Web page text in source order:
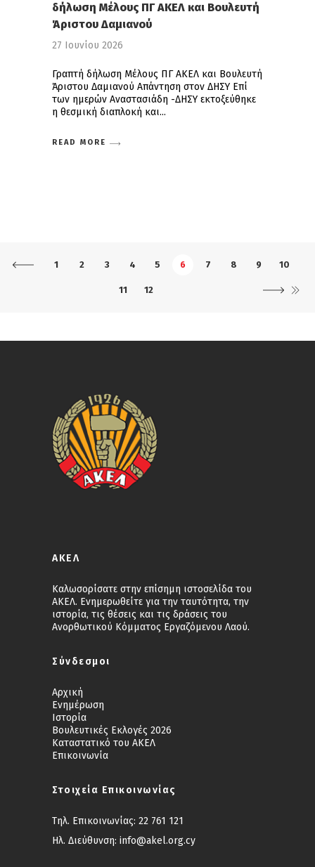
δήλωση Μέλους ΠΓ ΑΚΕΛ και Βουλευτή
Άριστου Δαμιανού
27 Ιουνίου 2026
Γραπτή δήλωση Μέλους ΠΓ ΑΚΕΛ και Βουλευτή
Άριστου Δαμιανού Απάντηση στον ΔΗΣΥ Επί
των ημερών Αναστασιάδη -ΔΗΣΥ εκτοξεύθηκε
η θεσμική διαπλοκή και
READ MORE
1 2 3 4 5 6 7 8 9 10
11 12
ΑΚΕΛ
Καλωσορίσατε στην επίσημη ιστοσελίδα του
ΑΚΕΛ. Ενημερωθείτε για την ταυτότητα, την
ιστορία, τις θέσεις και τις δράσεις του
Ανορθωτικού Κόμματος Εργαζόμενου Λαού.
Σύνδεσμοι
Αρχική
Ενημέρωση
Ιστορία
Βουλευτικές Εκλογές 2026
Καταστατικό του ΑΚΕΛ
Επικοινωνία
Στοιχεία Επικοινωνίας
Τηλ. Επικοινωνίας: 22 761 121
Ηλ. Διεύθυνση: info@akel.org.cy